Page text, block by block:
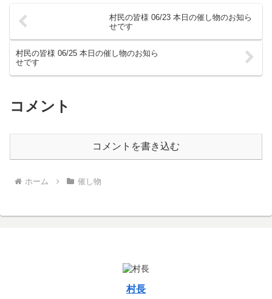
村民の皆様 06/23 本日の催し物のお知ら
せです
村民の皆様 06/25 本日の催し物のお知ら
せです
コメント
コメントを書き込む
ホーム 催し物
村長